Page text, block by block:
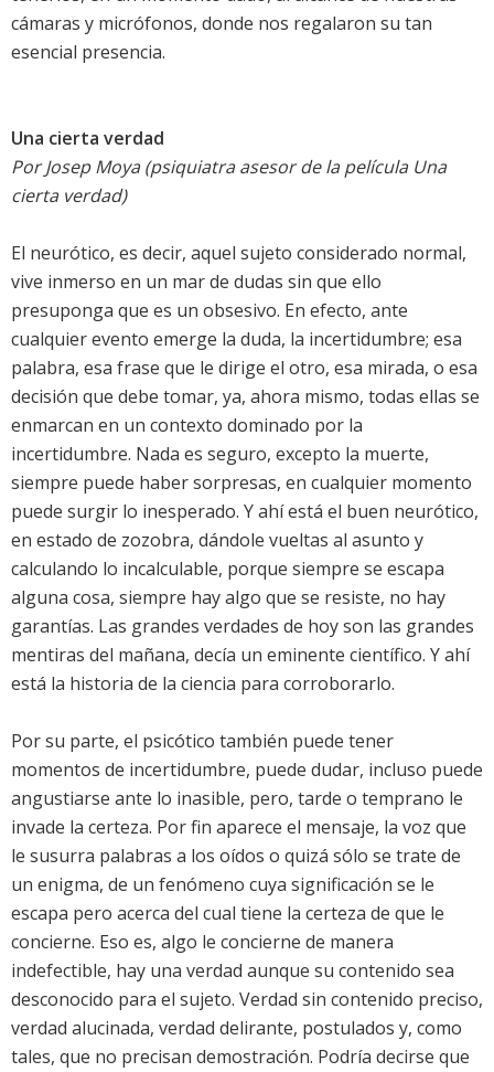
cámaras y micrófonos, donde nos regalaron su tan
esencial presencia.
Una cierta verdad
Por Josep Moya (psiquiatra asesor de la película Una
cierta verdad)
El neurótico, es decir, aquel sujeto considerado normal,
vive inmerso en un mar de dudas sin que ello
presuponga que es un obsesivo. En efecto, ante
cualquier evento emerge la duda, la incertidumbre; esa
palabra, esa frase que le dirige el otro, esa mirada, o esa
decisión que debe tomar, ya, ahora mismo, todas ellas se
enmarcan en un contexto dominado por la
incertidumbre. Nada es seguro, excepto la muerte,
siempre puede haber sorpresas, en cualquier momento
puede surgir lo inesperado. Y ahí está el buen neurótico,
en estado de zozobra, dándole vueltas al asunto y
calculando lo incalculable, porque siempre se escapa
alguna cosa, siempre hay algo que se resiste, no hay
garantías. Las grandes verdades de hoy son las grandes
mentiras del mañana, decía un eminente científico. Y ahí
está la historia de la ciencia para corroborarlo.
Por su parte, el psicótico también puede tener
momentos de incertidumbre, puede dudar, incluso puede
angustiarse ante lo inasible, pero, tarde o temprano le
invade la certeza. Por fin aparece el mensaje, la voz que
le susurra palabras a los oídos o quizá sólo se trate de
un enigma, de un fenómeno cuya significación se le
escapa pero acerca del cual tiene la certeza de que le
concierne. Eso es, algo le concierne de manera
indefectible, hay una verdad aunque su contenido sea
desconocido para el sujeto. Verdad sin contenido preciso,
verdad alucinada, verdad delirante, postulados y, como
tales, que no precisan demostración. Podría decirse que